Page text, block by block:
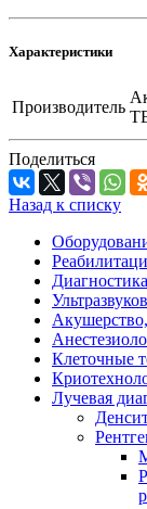
Характеристики
Производитель
Поделиться
Назад к списку
Клеточные
Лучевая